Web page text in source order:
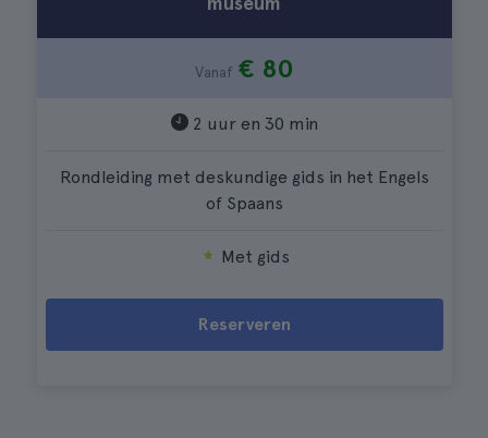
Vanaf € 80
2 uur en 30 min
Rondleiding met deskundige gids in het Engels
of Spaans
Met gids
Reserveren